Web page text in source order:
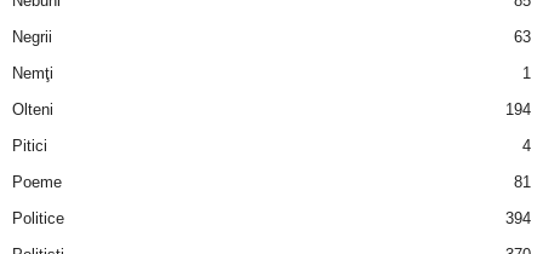
Negrii
63
Nemţi
1
Olteni
194
Pitici
4
Poeme
81
Politice
394